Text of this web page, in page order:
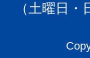
（土曜日